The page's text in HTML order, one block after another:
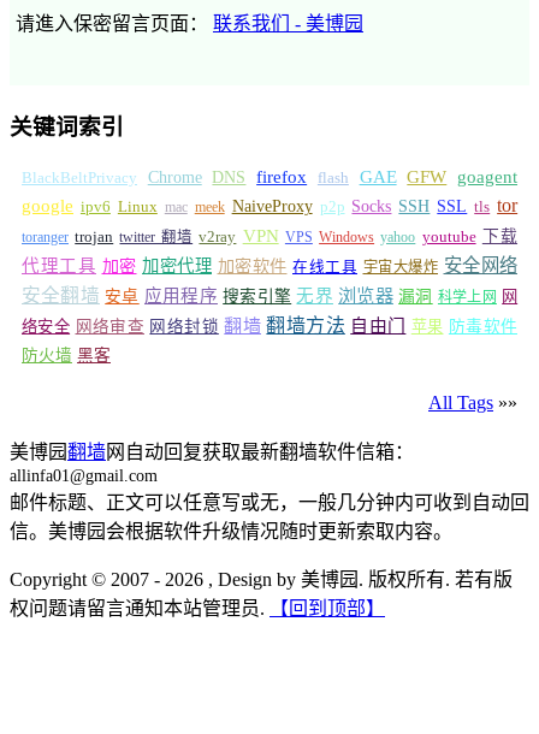
请進入保密留言页面： 联系我们 - 美博园
关键词索引
BlackBeltPrivacy Chrome DNS firefox flash GAE GFW
goagent
google ipv6 Linux mac meek NaiveProxy p2p Socks SSH SSL tls tor
toranger trojan twitter 翻墙 v2ray VPN VPS Windows yahoo youtube 下载
代理工具 加密 加密代理 加密软件 在线工具 宇宙大爆炸 安全网络
安全翻墙 安卓 应用程序 搜索引擎 无界 浏览器 漏洞 科学上网 网
络安全 网络审查 网络封锁 翻墙 翻墙方法 自由门 苹果 防毒软件
防火墙 黑客
All Tags »»
美博园翻墙网自动回复获取最新翻墙软件信箱：
allinfa01@gmail.com
邮件标题、正文可以任意写或无，一般几分钟内可收到自动回
信。美博园会根据软件升级情况随时更新索取内容。
Copyright © 2007 - 2026 , Design by 美博园. 版权所有. 若有版
权问题请留言通知本站管理员.
【回到顶部】